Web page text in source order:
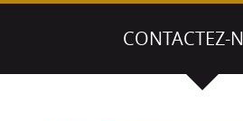
CONTACTEZ-